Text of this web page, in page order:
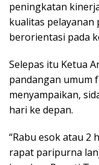
peningkatan
kualitas pelayanan
berorientasi pada
Selepas itu Ketua
pandangan umum
menyampaikan,
hari ke depan.
“Rabu esok atau 2
rapat paripurna